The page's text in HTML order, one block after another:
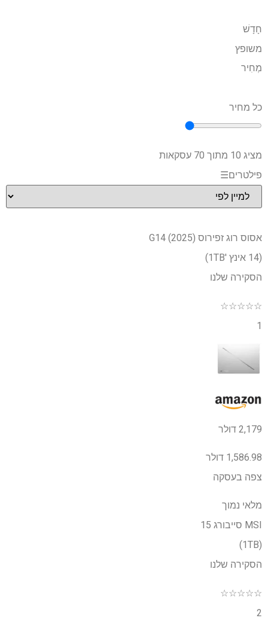
חָדָשׁ
משופץ
מְחִיר
כל מחיר
מציג 10 מתוך 70 עסקאות
פילטרים☰
אסוס רוג זפירוס G14 (2025)
(14 אינץ '1TB)
הסקירה שלנו
☆
☆
☆
☆
☆
1
2,179 דולר
1,586.98 דולר
צפה בעסקה
מלאי נמוך
MSI סייבורג 15
(1TB)
הסקירה שלנו
☆
☆
☆
☆
☆
2